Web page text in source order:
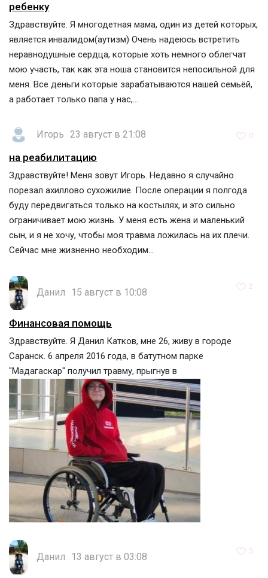
ребенку
Здравствуйте. Я многодетная мама, один из детей которых,
является инвалидом(аутизм) Очень надеюсь встретить
неравнодушные сердца, которые хоть немного облегчат
мою участь, так как эта ноша становится непосильной для
меня. Все деньги которые зарабатываются нашей семьёй,
а работает только папа у нас,...
Игорь 23 август в 21:08 0
на реабилитацию
Здравствуйте! Меня зовут Игорь. Недавно я случайно
порезал ахиллово сухожилие. После операции я полгода
буду передвигаться только на костылях, и это сильно
ограничивает мою жизнь. У меня есть жена и маленький
сын, и я не хочу, чтобы моя травма ложилась на их плечи.
Сейчас мне жизненно необходим...
Данил 15 август в 10:08 2
Финансовая помощь
Здравствуйте. Я Данил Катков, мне 26, живу в городе
Саранск. 6 апреля 2016 года, в батутном парке
"Мадагаскар" получил травму, прыгнув в
Данил 13 август в 03:08 3